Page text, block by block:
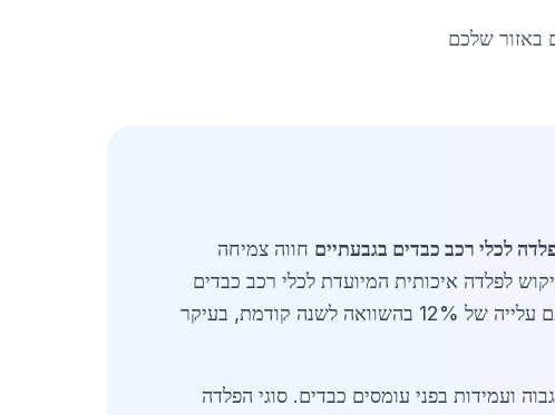
באזור שלכם
לכלי רכב כבדים בגבעתיים חווה צמיחה
לפלדה איכותית המיועדת לכלי רכב כבדים
כמו משאיות, ציוד בנייה ומכונות תעשייתיות. בשנת 2026, השוק הזה מוערך בכ-150 מיליון שקלים, עם עלייה של 12% בהשוואה לשנה קודמת, בעיקר
ועמידות בפני עומסים כבדים. סוגי הפלדה